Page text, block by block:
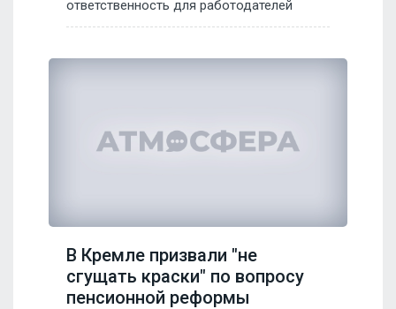
ответственность для работодателей
В Кремле призвали "не
сгущать краски" по вопросу
пенсионной реформы